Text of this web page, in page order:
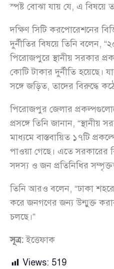
স্পষ্ট বোঝা যায় যে, এ বিষয়ে
দক্ষিণ সিটি করপোরেশনের
দুর্নীতির বিষয়ে তিনি বলেন,
পিরোজপুরে স্থানীয় সরকার
কোটি টাকার দুর্নীতি হয়েছে।
সঙ্গে জড়িত, তাদের বিরুদ্ধে
পিরোজপুর জেলার
প্রসঙ্গে তিনি জানান, “স্থানীয়
মাধ্যমে বাস্তবায়িত ১৭টি
পাওয়া গেছে। এতে সরকারের
সদস্য ও জন প্রতিনিধির
তিনি আরও বলেন, “ঢাকা
করে জনগণের জন্য উন্মুক্ত
চলছে।”
সূত্র:ইত্তেফাক
Views: 519